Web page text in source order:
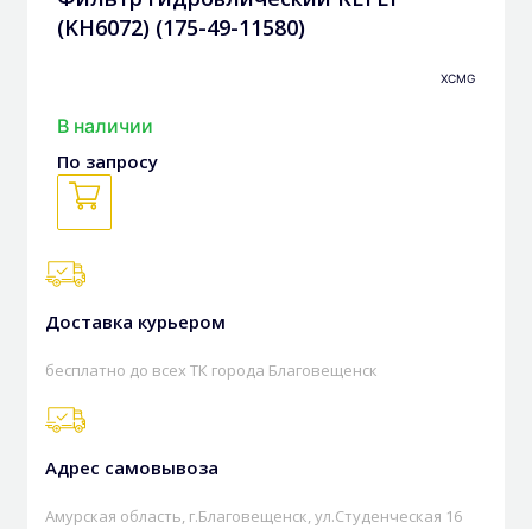
(KH6072) (175-49-11580)
XCMG
В наличии
По запросу
Доставка курьером
бесплатно до всех ТК города Благовещенск
Адрес самовывоза
Амурская область, г.Благовещенск, ул.Студенческая 16